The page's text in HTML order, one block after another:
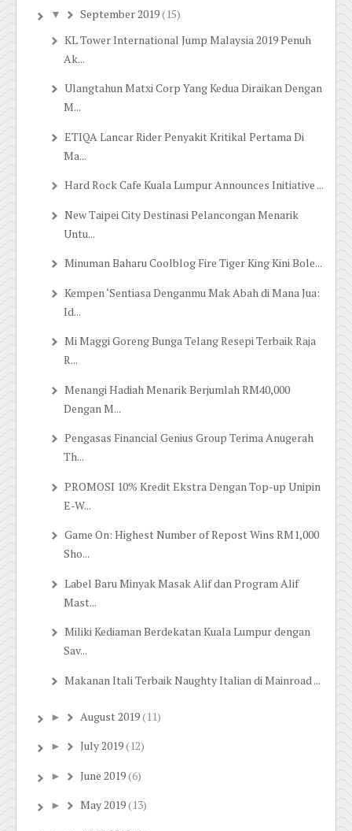
▼ September 2019(15)
KL Tower International Jump Malaysia 2019 Penuh
Ak...
Ulangtahun Matxi Corp Yang Kedua Diraikan Dengan
M...
ETIQA Lancar Rider Penyakit Kritikal Pertama Di
Ma...
Hard Rock Cafe Kuala Lumpur Announces Initiative ...
New Taipei City Destinasi Pelancongan Menarik
Untu...
Minuman Baharu Coolblog Fire Tiger King Kini Bole...
Kempen ‘Sentiasa Denganmu Mak Abah di Mana Jua:
Id...
Mi Maggi Goreng Bunga Telang Resepi Terbaik Raja
R...
Menangi Hadiah Menarik Berjumlah RM40,000
Dengan M...
Pengasas Financial Genius Group Terima Anugerah
Th...
PROMOSI 10% Kredit Ekstra Dengan Top-up Unipin
E-W...
Game On: Highest Number of Repost Wins RM1,000
Sho...
Label Baru Minyak Masak Alif dan Program Alif
Mast...
Miliki Kediaman Berdekatan Kuala Lumpur dengan
Sav...
Makanan Itali Terbaik Naughty Italian di Mainroad ...
► August 2019(11)
► July 2019(12)
► June 2019(6)
► May 2019(13)